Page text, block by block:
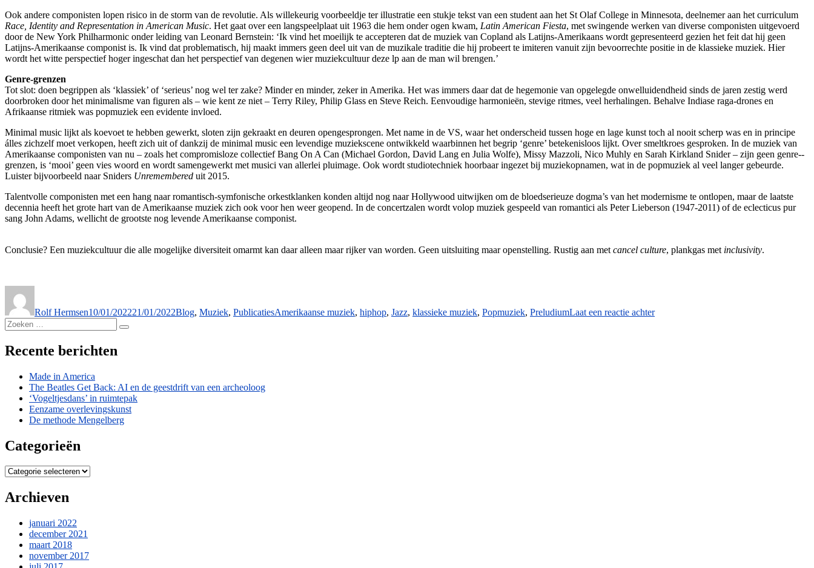
Ook andere componisten lopen risico in de storm van de revolutie. Als willekeurig voorbeeldje ter illustratie een stukje tekst van een student aan het St Olaf College in Minnesota, deelnemer aan het curriculum
Race, Identity and Representation in American Music. Het gaat over een langspeelplaat uit 1963 die hem onder ogen kwam, Latin American Fiesta, met swingende werken van diverse componisten uitgevoerd
door de New York Philharmonic onder leiding van Leonard Bernstein: ‘Ik vind het moeilijk te accepteren dat de muziek van Copland als Latijns-Amerikaans wordt gepresenteerd gezien het feit dat hij geen
Latijns-Amerikaanse componist is. Ik vind dat problematisch, hij maakt immers geen deel uit van de muzikale traditie die hij probeert te imiteren vanuit zijn bevoorrechte positie in de klassieke muziek. Hier
wordt het witte perspectief hoger ingeschat dan het perspectief van degenen wier muziekcultuur deze lp aan de man wil brengen.’
Genre-grenzen
Tot slot: doen begrippen als ‘klassiek’ of ‘serieus’ nog wel ter zake? Minder en minder, zeker in Amerika. Het was immers daar dat de hegemonie van opgelegde onwelluidendheid sinds de jaren zestig werd
doorbroken door het minimalisme van figuren als – wie kent ze niet – Terry Riley, Philip Glass en Steve Reich. Eenvoudige harmonieën, stevige ritmes, veel herhalingen. Behalve Indiase raga-drones en
Afrikaanse ritmiek was popmuziek een evidente invloed.
Minimal music lijkt als koevoet te hebben gewerkt, sloten zijn gekraakt en deuren opengesprongen. Met name in de VS, waar het onderscheid tussen hoge en lage kunst toch al nooit scherp was en in principe
álles zichzelf moet verkopen, heeft zich uit of dankzij de minimal music een levendige muziekscene ontwikkeld waarbinnen het begrip ‘genre’ betekenisloos lijkt. Over smeltkroes gesproken. In de muziek van
Amerikaanse componisten van nu – zoals het compromisloze collectief Bang On A Can (Michael Gordon, David Lang en Julia Wolfe), Missy Mazzoli, Nico Muhly en Sarah Kirkland Snider – zijn geen genre-­
grenzen, is ‘mooi’ geen vies woord en wordt samengewerkt met musici van allerlei pluimage. Ook wordt studiotechniek hoorbaar ingezet bij muziekopnamen, wat in de popmuziek al veel langer gebeurde.
Luister bijvoorbeeld naar Sniders Unremembered uit 2015.
Talentvolle componisten met een hang naar romantisch-symfonische orkestklanken konden altijd nog naar Hollywood uitwijken om de bloedserieuze dogma’s van het modernisme te ontlopen, maar de laatste
decennia heeft het grote hart van de Amerikaanse muziek zich ook voor hen weer geopend. In de concertzalen wordt volop muziek gespeeld van romantici als Peter Lieberson (1947-2011) of de eclecticus pur
sang John Adams, wellicht de grootste nog levende Amerikaanse componist.
Conclusie? Een muziekcultuur die alle mogelijke diversiteit omarmt kan daar alleen maar rijker van worden. Geen uitsluiting maar openstelling. Rustig aan met cancel culture, plankgas met ­ inclusivity.
Rolf Hermsen10/01/202221/01/2022Blog, Muziek, PublicatiesAmerikaanse muziek, hiphop, Jazz, klassieke muziek, Popmuziek, PreludiumLaat een reactie achterin
Zoeken
naar:
Zoeken
Recente berichten
Made in America
The Beatles Get Back: AI en de geestdrift van een archeoloog
‘Vogeltjesdans’ in ruimtepak
Eenzame overlevingskunst
De methode Mengelberg
Categorieën
Categorieën
Archieven
januari 2022
december 2021
maart 2018
november 2017